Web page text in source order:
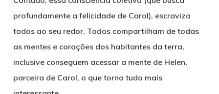
profundamente a felicidade de Carol), escraviza
todos ao seu redor. Todos compartilham de todas
as mentes e corações dos habitantes da terra,
inclusive conseguem acessar a mente de Helen,
parceira de Carol, o que torna tudo mais